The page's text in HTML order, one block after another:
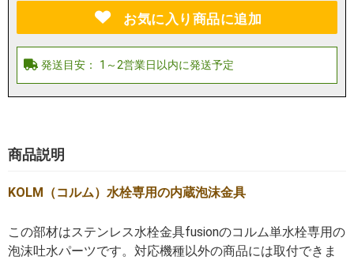
お気に入り商品に追加
商品説明
KOLM（コルム）水栓専用の内蔵泡沫金具
この部材はステンレス水栓金具fusionのコルム単水栓専用の
泡沫吐水パーツです。対応機種以外の商品には取付できま